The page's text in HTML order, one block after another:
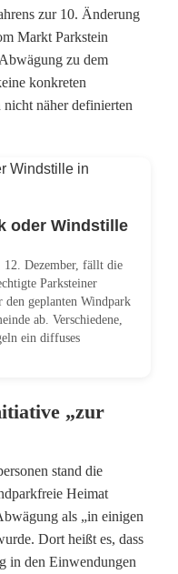
zur 10. Änderung
Markt Parkstein
zu dem
konkreten
näher definierten
oder Windstille
12. Dezember, fällt die
Parksteiner
den geplanten Windpark
ab. Verschiedene,
ein diffuses
„zur
stand die
Heimat
als „in einigen
Dort heißt es, dass
in den Einwendungen